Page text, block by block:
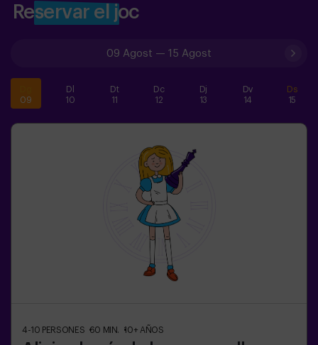
Reservar el joc
09 Agost — 15 Agost
09
Dl
10
Dt
11
Dc
12
Dj
13
Dv
14
Ds
15
4-10 PERSONES 60 MIN. 10+ AÑOS